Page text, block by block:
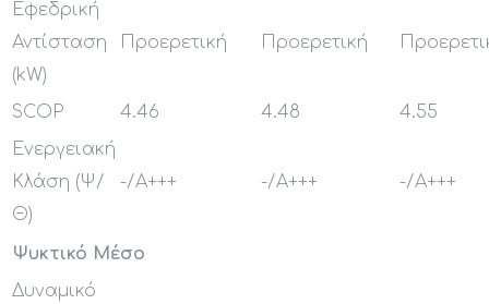
Εφεδρική
Αντίσταση
(kW)
Προερετική Προερετική
SCOP 4.46 4.48
4.55
Ενεργειακή
Κλάση (Ψ/
Θ)
-/Α+++ -/Α+++ -/Α+++
Ψυκτικό Μέσο
Δυναμικό